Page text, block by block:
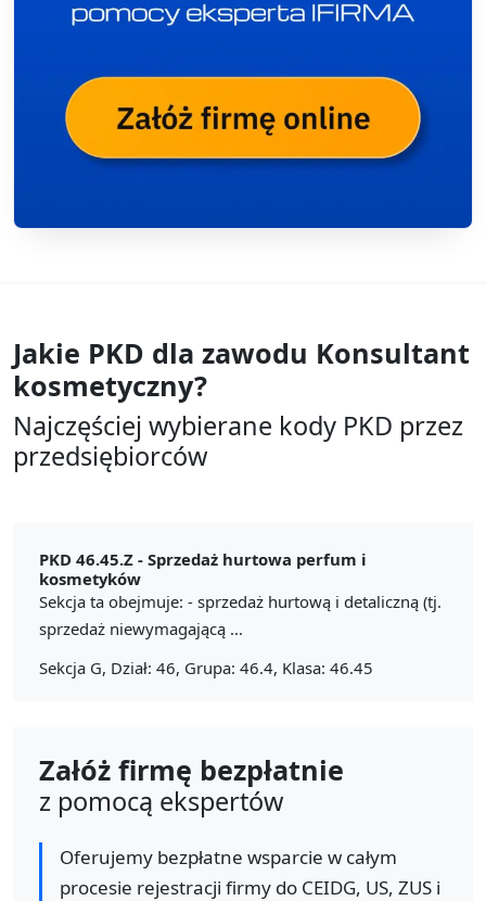
Jakie PKD dla zawodu Konsultant
kosmetyczny?
Najczęściej wybierane kody PKD przez
przedsiębiorców
PKD 46.45.Z - Sprzedaż hurtowa perfum i
kosmetyków
Sekcja ta obejmuje: - sprzedaż hurtową i detaliczną (tj.
sprzedaż niewymagającą ...
Sekcja G, Dział: 46, Grupa: 46.4, Klasa: 46.45
Załóż firmę bezpłatnie
z pomocą ekspertów
Oferujemy bezpłatne wsparcie w całym
procesie rejestracji firmy do CEIDG, US, ZUS i